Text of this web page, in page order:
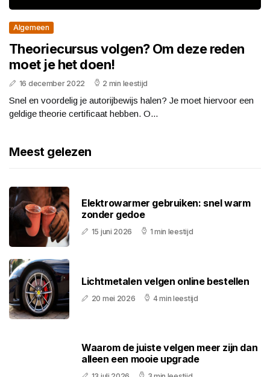
Algemeen
Theoriecursus volgen? Om deze reden
moet je het doen!
16 december 2022 2 min leestijd
Snel en voordelig je autorijbewijs halen? Je moet hiervoor een
geldige theorie certificaat hebben. O...
Meest gelezen
Elektrowarmer gebruiken: snel warm
zonder gedoe
15 juni 2026 1 min leestijd
Lichtmetalen velgen online bestellen
20 mei 2026 4 min leestijd
Waarom de juiste velgen meer zijn dan
alleen een mooie upgrade